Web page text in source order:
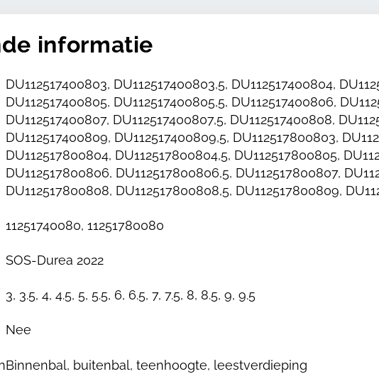
informatie
DU112517400803, DU112517400803,5, DU112517400804,
DU112517400805, DU112517400805,5, DU112517400806,
DU112517400807, DU112517400807,5, DU112517400808,
DU112517400809, DU112517400809,5, DU112517800803,
DU112517800804, DU112517800804,5, DU112517800805,
DU112517800806, DU112517800806,5, DU112517800807,
DU112517800808, DU112517800808,5, DU112517800809,
11251740080, 11251780080
SOS-Durea 2022
3, 3.5, 4, 4.5, 5, 5.5, 6, 6.5, 7, 7.5, 8, 8.5, 9, 9.5
Nee
Binnenbal, buitenbal, teenhoogte, leestverdieping